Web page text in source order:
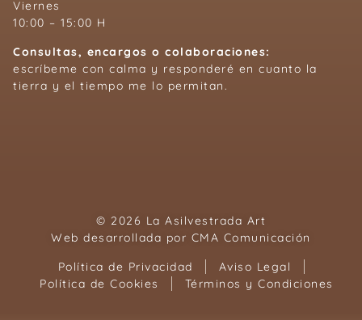
Viernes
10:00 – 15:00 H
Consultas, encargos o colaboraciones:
escríbeme con calma y responderé en cuanto la
tierra y el tiempo me lo permitan.
© 2026 La Asilvestrada Art
Web desarrollada por CMA Comunicación
Política de Privacidad
Aviso Legal
Política de Cookies
Términos y Condiciones